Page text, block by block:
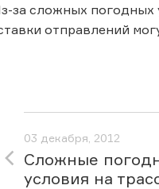
за сложных
отправлений
03 декабря, 2012
Сложные
условия на